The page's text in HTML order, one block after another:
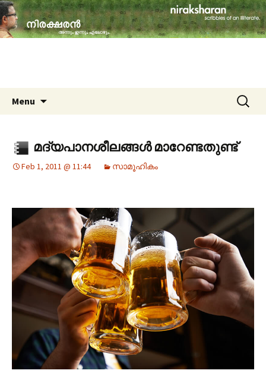
niraksharan (നിരക്ഷരൻ)
travelogues, book reviews, social issues,
cinema, memories & lot more…
Menu
Search
for:
മദ്യപാനശീലങ്ങൾ മാറേണ്ടതുണ്ട്
Feb 1, 2011 @ 11:44 സാമൂഹികം